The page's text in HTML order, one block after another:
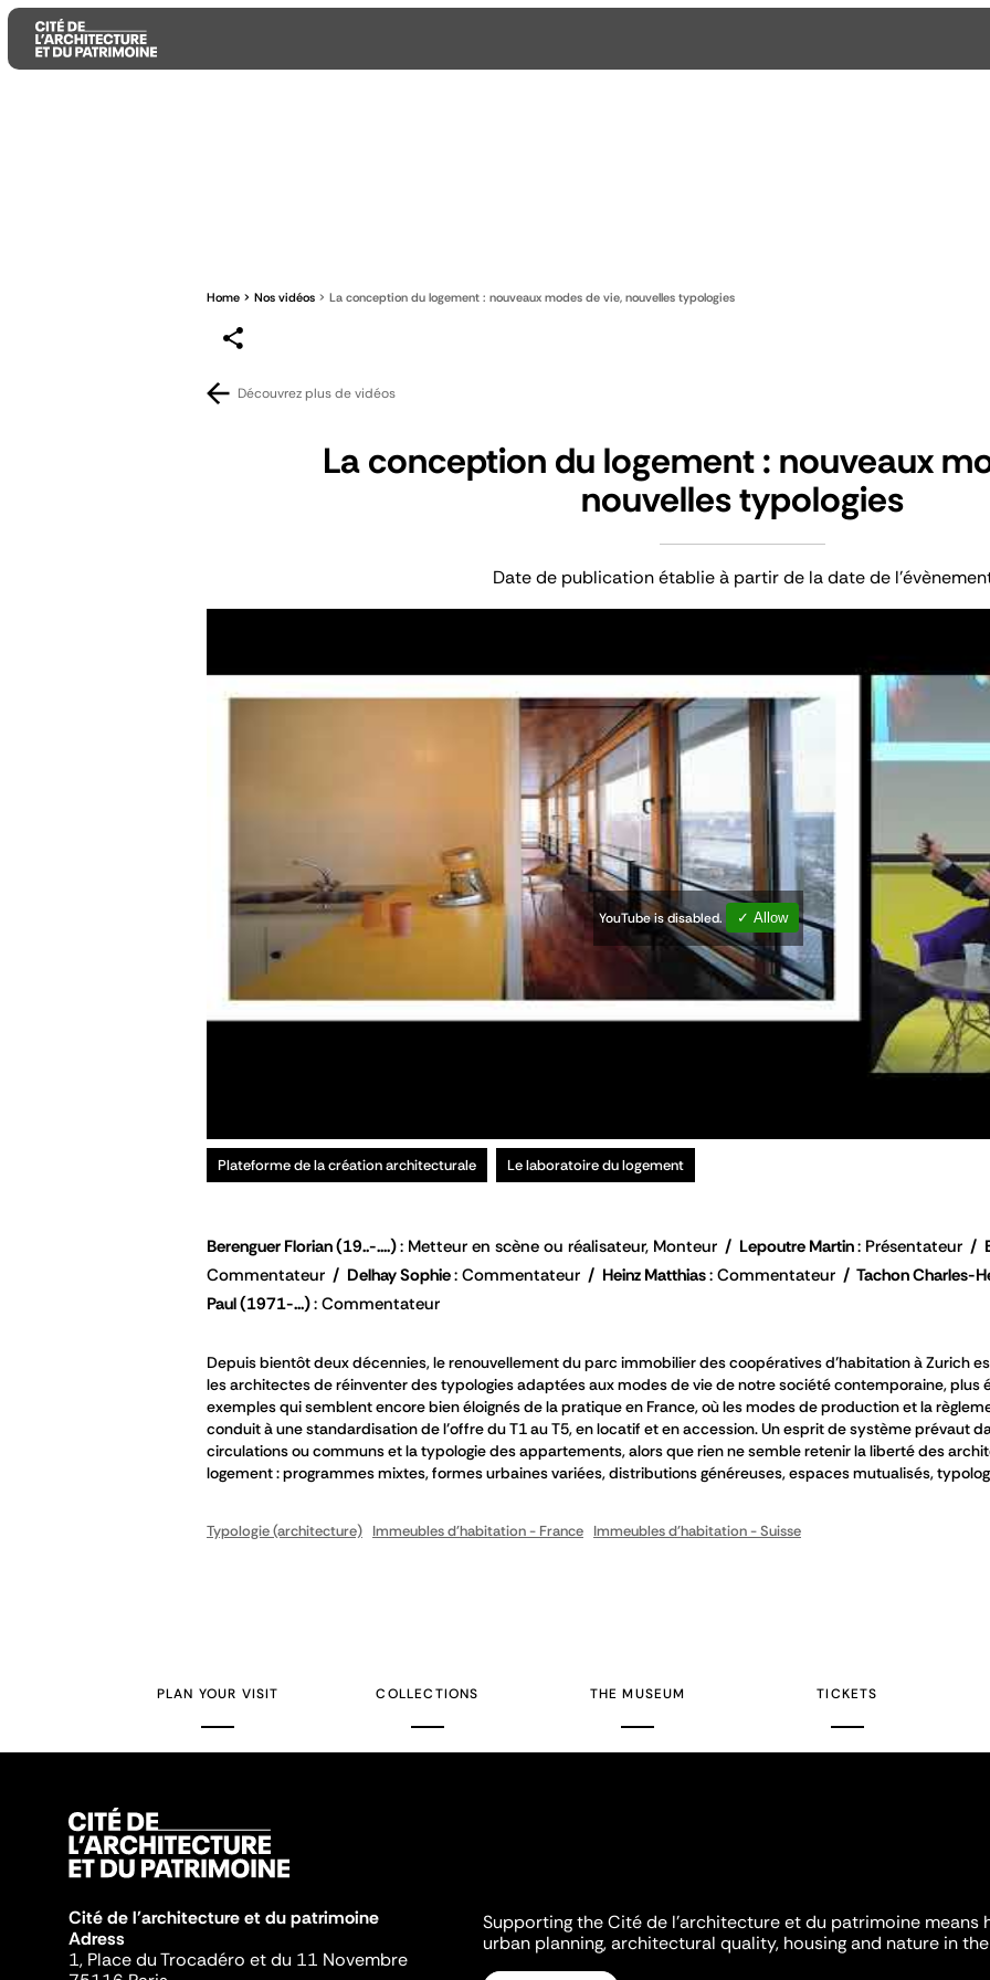
Home Nos vidéos La conception du logement : nouveaux modes de vie, nouvelles typologies
Découvrez plus de vidéos
La conception du logement : nouveaux
nouvelles typologies
Date de publication établie à partir de la date de
YouTube is disabled. ✓ Allow
Plateforme de la création architecturale Le laboratoire du logement
Berenguer Florian(19..-....) Metteur en scène ou réalisateur, Monteur Lepoutre Martin Présentateur
Commentateur
Delhay Sophie Commentateur Heinz Matthias Commentateur
Tachon Charles-
Paul(1971-...) Commentateur
Depuis bientôt deux décennies, le renouvellement du parc immobilier des coopératives d’habitation à Zurich
les architectes de réinventer des typologies adaptées aux modes de vie de notre société contemporaine, plus
exemples qui semblent encore bien éloignés de la pratique en France, où les modes de production et la
conduit à une standardisation de l’offre du T1 au T5, en locatif et en accession. Un esprit de système prévaut
circulations ou communs et la typologie des appartements, alors que rien ne semble retenir la liberté des
logement : programmes mixtes, formes urbaines variées, distributions généreuses, espaces mutualisés,
Typologie (architecture) Immeubles d'habitation - France Immeubles d'habitation - Suisse
PLAN YOUR VISIT COLLECTIONS THE MUSEUM TICKETS
Cité de l'architecture et du patrimoine
Adress
1, Place du Trocadéro et du 11 Novembre
Supporting the Cité de l'architecture et du patrimoine means
urban planning, architectural quality, housing and nature in